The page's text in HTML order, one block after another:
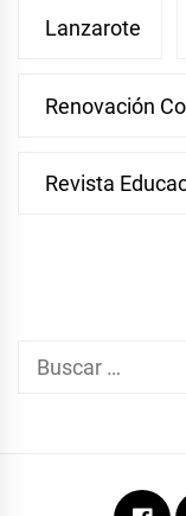
Lanzarote
Renovación
Revista
Buscar: